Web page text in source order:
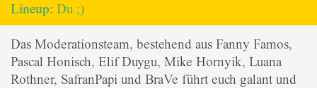
Lineup: Du ;)
Das Moderationsteam, bestehend aus Fanny Famos,
Pascal Honisch, Elif Duygu, Mike Hornyik, Luana
Rothner, SafranPapi und BraVe führt euch galant und